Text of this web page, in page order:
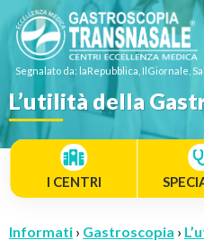
Segnalato da: laRepubblica, IlGiornale,
L’utilità della
I CENTRI
Informati › Gastroscopia ›